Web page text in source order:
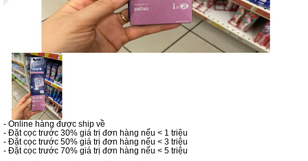
- Online hàng được ship về
- Đặt cọc trước 30% giá trị đơn hàng nếu < 1 triệu
- Đặt cọc trước 50% giá trị đơn hàng nếu < 3 triệu
- Đặt cọc trước 70% giá trị đơn hàng nếu < 5 triệu